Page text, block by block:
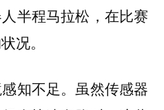
半程马拉松，在比赛
况。
知不足。虽然传感器